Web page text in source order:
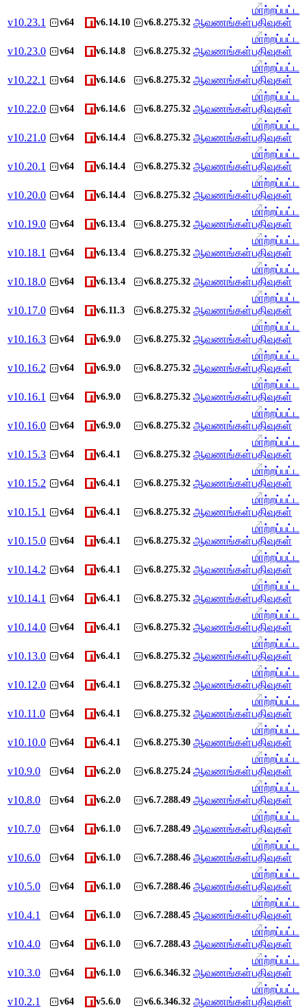
v10.23.1 v64 v6.14.10 v6.8.275.32 ஆவணங்கள்
மாற்றப்பட்ட
பதிவுகள்
v10.23.0 v64 v6.14.8 v6.8.275.32 ஆவணங்கள்
மாற்றப்பட்ட
பதிவுகள்
v10.22.1 v64 v6.14.6 v6.8.275.32 ஆவணங்கள்
மாற்றப்பட்ட
பதிவுகள்
v10.22.0 v64 v6.14.6 v6.8.275.32 ஆவணங்கள்
மாற்றப்பட்ட
பதிவுகள்
v10.21.0 v64 v6.14.4 v6.8.275.32 ஆவணங்கள்
மாற்றப்பட்ட
பதிவுகள்
v10.20.1 v64 v6.14.4 v6.8.275.32 ஆவணங்கள்
மாற்றப்பட்ட
பதிவுகள்
v10.20.0 v64 v6.14.4 v6.8.275.32 ஆவணங்கள்
மாற்றப்பட்ட
பதிவுகள்
v10.19.0 v64 v6.13.4 v6.8.275.32 ஆவணங்கள்
மாற்றப்பட்ட
பதிவுகள்
v10.18.1 v64 v6.13.4 v6.8.275.32 ஆவணங்கள்
மாற்றப்பட்ட
பதிவுகள்
v10.18.0 v64 v6.13.4 v6.8.275.32 ஆவணங்கள்
மாற்றப்பட்ட
பதிவுகள்
v10.17.0 v64 v6.11.3 v6.8.275.32 ஆவணங்கள்
மாற்றப்பட்ட
பதிவுகள்
v10.16.3 v64 v6.9.0 v6.8.275.32 ஆவணங்கள்
மாற்றப்பட்ட
பதிவுகள்
v10.16.2 v64 v6.9.0 v6.8.275.32 ஆவணங்கள்
மாற்றப்பட்ட
பதிவுகள்
v10.16.1 v64 v6.9.0 v6.8.275.32 ஆவணங்கள்
மாற்றப்பட்ட
பதிவுகள்
v10.16.0 v64 v6.9.0 v6.8.275.32 ஆவணங்கள்
மாற்றப்பட்ட
பதிவுகள்
v10.15.3 v64 v6.4.1 v6.8.275.32 ஆவணங்கள்
மாற்றப்பட்ட
பதிவுகள்
v10.15.2 v64 v6.4.1 v6.8.275.32 ஆவணங்கள்
மாற்றப்பட்ட
பதிவுகள்
v10.15.1 v64 v6.4.1 v6.8.275.32 ஆவணங்கள்
மாற்றப்பட்ட
பதிவுகள்
v10.15.0 v64 v6.4.1 v6.8.275.32 ஆவணங்கள்
மாற்றப்பட்ட
பதிவுகள்
v10.14.2 v64 v6.4.1 v6.8.275.32 ஆவணங்கள்
மாற்றப்பட்ட
பதிவுகள்
v10.14.1 v64 v6.4.1 v6.8.275.32 ஆவணங்கள்
மாற்றப்பட்ட
பதிவுகள்
v10.14.0 v64 v6.4.1 v6.8.275.32 ஆவணங்கள்
மாற்றப்பட்ட
பதிவுகள்
v10.13.0 v64 v6.4.1 v6.8.275.32 ஆவணங்கள்
மாற்றப்பட்ட
பதிவுகள்
v10.12.0 v64 v6.4.1 v6.8.275.32 ஆவணங்கள்
மாற்றப்பட்ட
பதிவுகள்
v10.11.0 v64 v6.4.1 v6.8.275.32 ஆவணங்கள்
மாற்றப்பட்ட
பதிவுகள்
v10.10.0 v64 v6.4.1 v6.8.275.30 ஆவணங்கள்
மாற்றப்பட்ட
பதிவுகள்
v10.9.0 v64 v6.2.0 v6.8.275.24 ஆவணங்கள்
மாற்றப்பட்ட
பதிவுகள்
v10.8.0 v64 v6.2.0 v6.7.288.49 ஆவணங்கள்
மாற்றப்பட்ட
பதிவுகள்
v10.7.0 v64 v6.1.0 v6.7.288.49 ஆவணங்கள்
மாற்றப்பட்ட
பதிவுகள்
v10.6.0 v64 v6.1.0 v6.7.288.46 ஆவணங்கள்
மாற்றப்பட்ட
பதிவுகள்
v10.5.0 v64 v6.1.0 v6.7.288.46 ஆவணங்கள்
மாற்றப்பட்ட
பதிவுகள்
v10.4.1 v64 v6.1.0 v6.7.288.45 ஆவணங்கள்
மாற்றப்பட்ட
பதிவுகள்
v10.4.0 v64 v6.1.0 v6.7.288.43 ஆவணங்கள்
மாற்றப்பட்ட
பதிவுகள்
v10.3.0 v64 v6.1.0 v6.6.346.32 ஆவணங்கள்
மாற்றப்பட்ட
பதிவுகள்
v10.2.1 v64 v5.6.0 v6.6.346.32 ஆவணங்கள்
மாற்றப்பட்ட
பதிவுகள்